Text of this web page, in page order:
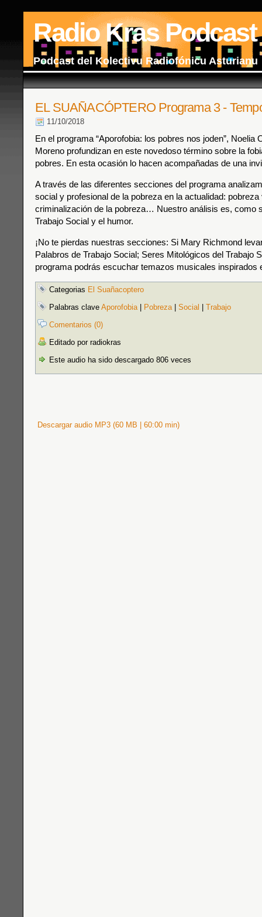
Radio Kras Podcast
Podcast del Kolectivu Radiofónicu Asturianu
EL SUAÑACÓPTERO Programa 3 -
11/10/2018
En el programa “Aporofobia: los pobres nos joden”, Noelia
Moreno profundizan en este novedoso término sobre la
pobres. En esta ocasión lo hacen acompañadas de una
A través de las diferentes secciones del programa
social y profesional de la pobreza en la actualidad:
criminalización de la pobreza… Nuestro análisis es, como
Trabajo Social y el humor.
¡No te pierdas nuestras secciones: Si Mary Richmond
Palabros de Trabajo Social; Seres Mitológicos del Trabajo
programa podrás escuchar temazos musicales inspirados
Categorias El Suañacoptero
Palabras clave Aporofobia| Pobreza| Social
Trabajo
Comentarios (0)
Editado por radiokras
Este audio ha sido descargado 806 veces
Descargar audio MP3 (60 MB | 60:00 min)